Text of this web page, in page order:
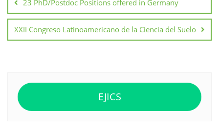
entradas
23 PhD/Postdoc Positions offered in Germany
XXII Congreso Latinoamericano de la Ciencia del Suelo
EJICS